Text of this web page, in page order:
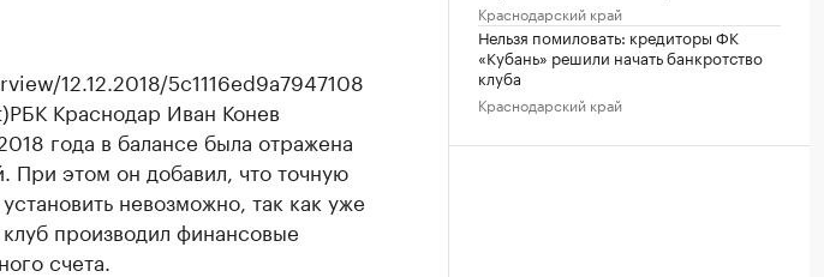
12.12.2018/5c1116ed9a7947108
Краснодар Иван Конев
года в балансе была отражена
При этом он добавил, что точную
невозможно, так как уже
производил финансовые
счета.
Краснодарский край
Нельзя помиловать: кредиторы ФК
«Кубань» решили начать банкротство
клуба
Краснодарский край